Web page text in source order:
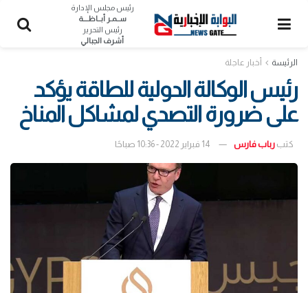
رئيس مجلس الإدارة
ســمـر أبــاظــــة
رئيس التحرير
أشرف الجبالي
الرئيسة أخبار عاجلة
رئيس الوكالة الدولية للطاقة يؤكد
على ضرورة التصدي لمشاكل المناخ
كتب رباب فارس 14 فبراير 2022 - 10:36 صباحًا